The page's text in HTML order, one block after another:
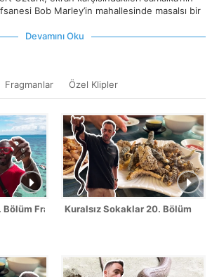
Bob Marley’in mahallesinde masalsı bir
Devamını Oku
Fragmanlar Özel Klipler
Bölüm FragmanıKuralsız Sokaklar 20. Bölüm